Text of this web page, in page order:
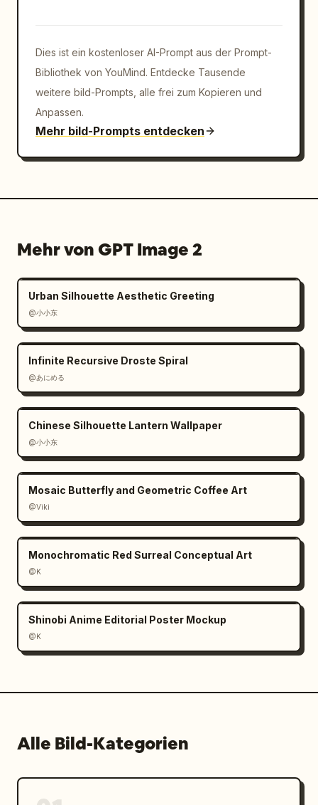
Dies ist ein kostenloser AI-Prompt aus der Prompt-
Bibliothek von YouMind. Entdecke Tausende
weitere bild-Prompts, alle frei zum Kopieren und
Anpassen.
Mehr bild-Prompts entdecken
Mehr von GPT Image 2
Urban Silhouette Aesthetic Greeting
@小小东
Infinite Recursive Droste Spiral
@あにめる
Chinese Silhouette Lantern Wallpaper
@小小东
Mosaic Butterfly and Geometric Coffee Art
@Viki
Monochromatic Red Surreal Conceptual Art
@K
Shinobi Anime Editorial Poster Mockup
@K
Alle Bild-Kategorien